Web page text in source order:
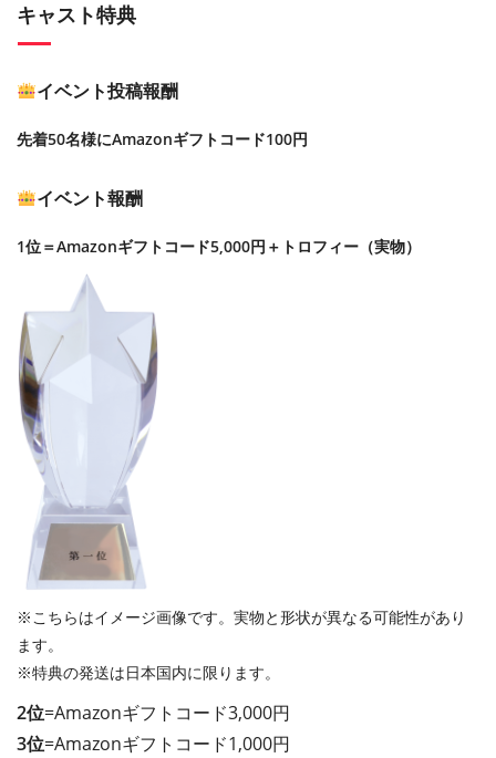
キャスト特典
イベント投稿報酬
先着50名様にAmazonギフトコード100円
イベント報酬
1位＝Amazonギフトコード5,000円＋トロフィー（実物）
※こちらはイメージ画像です。実物と形状が異なる可能性があり
ます。
※特典の発送は日本国内に限ります。
2位=Amazonギフトコード3,000円
3位=Amazonギフトコード1,000円